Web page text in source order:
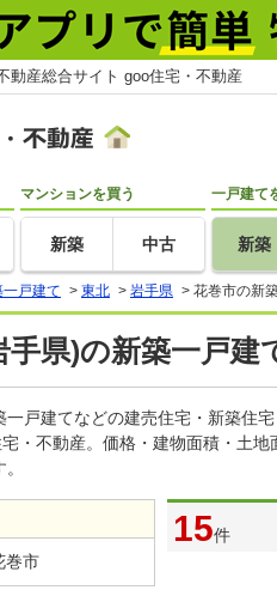
動産総合サイト goo住宅・不動産
マンションを買う
新築 中古
一戸建て
新築
一戸建て > 東北 > 岩手県 > 花巻市の新
手県)の新築一戸建
一戸建てなどの建売住宅・新築住
・不動産。価格・建物面積・土
15件
巻市